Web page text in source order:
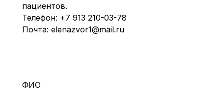
пациентов.
Телефон: +7 913 210-03-78
Почта: elenazvor1@mail.ru
ФИО